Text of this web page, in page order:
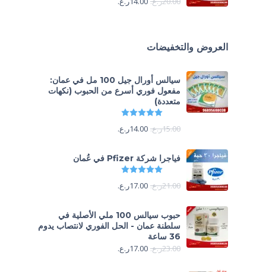
العروض والتخفيضات
سيالس أورال جيل 100 مل في عمان:
مفعول فوري أسرع من الحبوب (نكهات
متعددة)
15.00ر.ع. 14.00ر.ع.
فياجرا شركة Pfizer في عُمان
21.00ر.ع. 17.00ر.ع.
حبوب سيالس 100 ملي الأصلية في
سلطنة عمان - الحل الفوري لانتصاب يدوم
36 ساعة
23.00ر.ع. 17.00ر.ع.